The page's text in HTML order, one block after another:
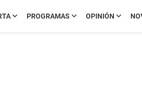
PROGRAMAS OPINIÓN